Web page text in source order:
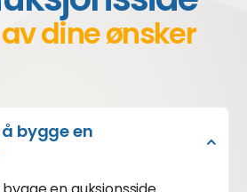
dine ønsker
bygge en